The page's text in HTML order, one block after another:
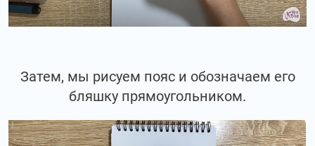
Затем, мы рисуем пояс и обозначаем его
бляшку прямоугольником.